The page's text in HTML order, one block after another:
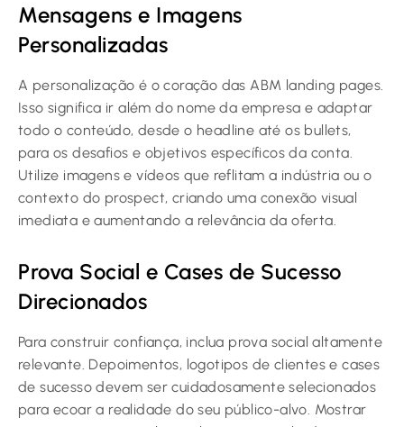
Mensagens e Imagens
Personalizadas
A personalização é o coração das ABM landing pages.
Isso significa ir além do nome da empresa e adaptar
todo o conteúdo, desde o headline até os bullets,
para os desafios e objetivos específicos da conta.
Utilize imagens e vídeos que reflitam a indústria ou o
contexto do prospect, criando uma conexão visual
imediata e aumentando a relevância da oferta.
Prova Social e Cases de Sucesso
Direcionados
Para construir confiança, inclua prova social altamente
relevante. Depoimentos, logotipos de clientes e cases
de sucesso devem ser cuidadosamente selecionados
para ecoar a realidade do seu público-alvo. Mostrar